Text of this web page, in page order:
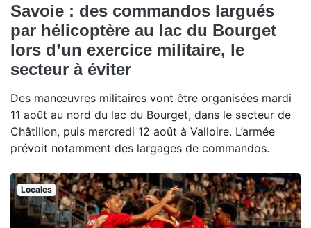
Savoie : des commandos largués
par hélicoptère au lac du Bourget
lors d’un exercice militaire, le
secteur à éviter
Des manœuvres militaires vont être organisées mardi
11 août au nord du lac du Bourget, dans le secteur de
Châtillon, puis mercredi 12 août à Valloire. L’armée
prévoit notamment des largages de commandos.
Locales